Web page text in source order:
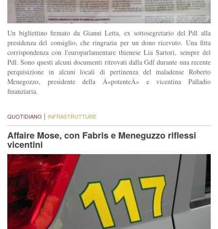
Un bigliettino firmato da Gianni Letta, ex sottosegretario del Pdl alla
presidenza del consiglio, che ringrazia per un dono ricevuto. Una fitta
corrispondenza con l'europarlamentare thienese Lia Sartori, sempre del
Pdl. Sono questi alcuni documenti ritrovati dalla Gdf durante una recente
perquisizione in alcuni locali di pertinenza del maladense Roberto
Menegozzo, presidente della Â«potenteÂ» e vicentina Palladio
finanziaria.
QUOTIDIANO | INFRASTRUTTURE
Affaire Mose, con Fabris e Meneguzzo riflessi
vicentini